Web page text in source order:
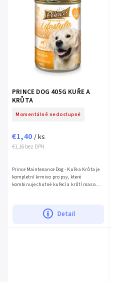
PRINCE DOG 405G KUŘE A
KRŮTA
Momentálně nedostupné
€1,16 bez DPH
€1,40 / ks
Detail
Prince Maintenance Dog - Kuře a Krůta je
kompletní krmivo pro psy, které
kombinuje chutné kuřecí a krůtí maso.